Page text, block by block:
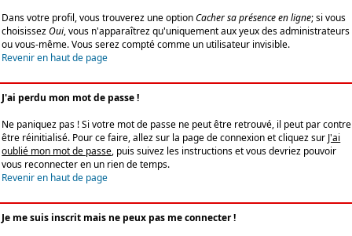
Dans votre profil, vous trouverez une optionCacher sa présence en ligne; si vous
choisissezOui, vous n'apparaîtrez qu'uniquement aux yeux des administrateurs
ou vous-même. Vous serez compté comme un utilisateur invisible.
Revenir en haut de page
J'ai perdu mon mot de passe !
Ne paniquez pas ! Si votre mot de passe ne peut être retrouvé, il peut par contre
être réinitialisé. Pour ce faire, allez sur la page de connexion et cliquez sur J'ai
oublié mon mot de passe, puis suivez les instructions et vous devriez pouvoir
vous reconnecter en un rien de temps.
Revenir en haut de page
Je me suis inscrit mais ne peux pas me connecter !